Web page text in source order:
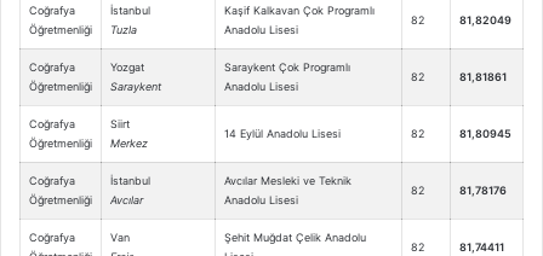
Coğrafya
Öğretmenliği
İstanbul
Tuzla
Kaşif Kalkavan Çok Programlı
Anadolu Lisesi
82 81,82049
Coğrafya
Öğretmenliği
Yozgat
Saraykent
Saraykent Çok Programlı
Anadolu Lisesi
82 81,81861
Coğrafya
Öğretmenliği
Siirt
Merkez
14 Eylül Anadolu Lisesi 82 81,80945
Coğrafya
Öğretmenliği
İstanbul
Avcılar
Avcılar Mesleki ve Teknik
Anadolu Lisesi
82 81,78176
Coğrafya
Van
Şehit Muğdat Çelik Anadolu
82 81,74411